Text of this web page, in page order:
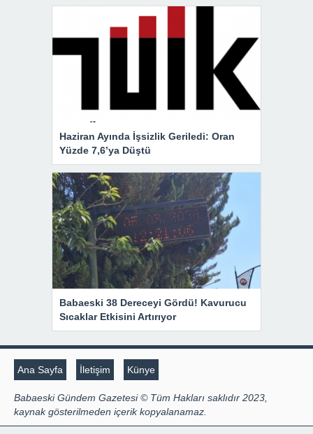
Haziran Ayında İşsizlik Geriledi: Oran
Yüzde 7,6’ya Düştü
Babaeski 38 Dereceyi Gördü! Kavurucu
Sıcaklar Etkisini Artırıyor
Ana Sayfa İletişim Künye
Babaeski Gündem Gazetesi © Tüm Hakları saklıdır 2023,
kaynak gösterilmeden içerik kopyalanamaz.